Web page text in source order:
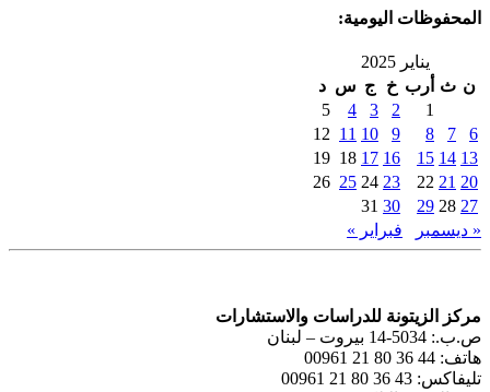
المحفوظات اليومية:
يناير 2025
ن ث أرب خ ج س د
1
2
3
4
5
6
7
8
9
10
11
12
13
14
15
16
17
18
19
20
21
22
23
24
25
26
27
28
29
30
31
« ديسمبر
فبراير »
مركز الزيتونة للدراسات والاستشارات
ص.ب.: 5034-14 بيروت – لبنان
هاتف: 44 36 80 21 00961
تليفاكس: 43 36 80 21 00961